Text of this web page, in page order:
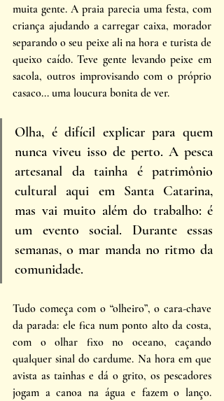
muita gente. A praia parecia uma festa, com
criança ajudando a carregar caixa, morador
separando o seu peixe ali na hora e turista de
queixo caído. Teve gente levando peixe em
sacola, outros improvisando com o próprio
casaco... uma loucura bonita de ver.
Olha, é difícil explicar para quem
nunca viveu isso de perto. A pesca
artesanal da tainha é patrimônio
cultural aqui em Santa Catarina,
mas vai muito além do trabalho: é
um evento social. Durante essas
semanas, o mar manda no ritmo da
comunidade.
Tudo começa com o “olheiro”, o cara-chave
da parada: ele fica num ponto alto da costa,
com o olhar fixo no oceano, caçando
qualquer sinal do cardume. Na hora em que
avista as tainhas e dá o grito, os pescadores
jogam a canoa na água e fazem o lanço.